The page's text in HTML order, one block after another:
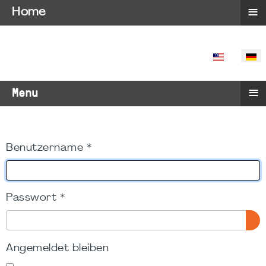
SPRACHE
Menu ≡
Benutzername *
Passwort *
Angemeldet bleiben
Home ≡